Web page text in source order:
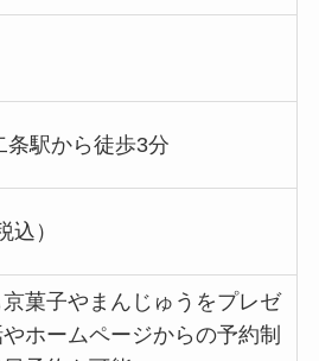
条駅から徒歩3分
込）
菓子やまんじゅうをプレゼ
ホームページからの予約制